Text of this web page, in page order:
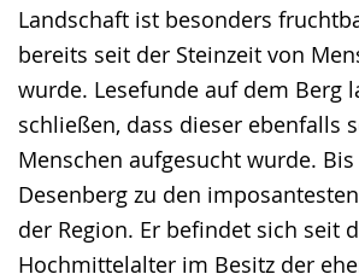
Landschaft ist besonders
bereits seit der Steinzeit von
wurde. Lesefunde auf dem Berg
schließen, dass dieser ebenfalls
Menschen aufgesucht wurde.
Desenberg zu den
der Region. Er befindet sich seit
Hochmittelalter im Besitz der